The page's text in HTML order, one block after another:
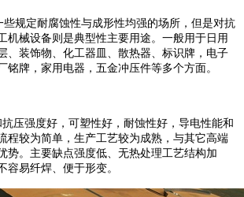
些规定耐腐蚀性与成形性均强的场所，但是对抗
机械设备则是典型性主要用途。一般用于日用
、装饰物、化工器皿、散热器、标识牌，电子
铭牌，家用电器，五金冲压件等多个方面。
抗压强度好，可塑性好，耐蚀性好，导电性能和
程较为简单，生产工艺较为成熟，与其它高端
势。主要缺点强度低、无热处理工艺结构加
容易纤焊、便于形变。